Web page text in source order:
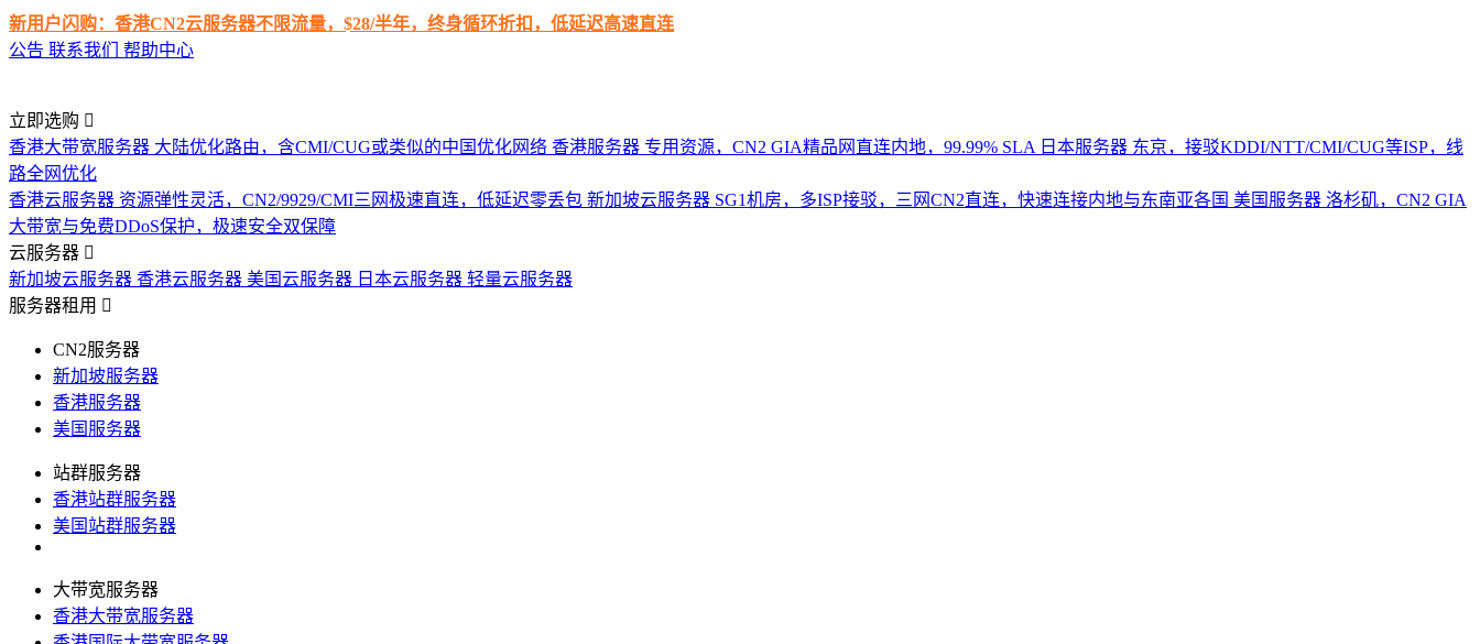
新用户闪购：香港CN2云服务器不限流量，$28/半年，终身循环折扣，低延迟高速直连
公告 联系我们 帮助中心
立即选购
香港大带宽服务器 大陆优化路由，含CMI/CUG或类似的中国优化网络 香港服务器 专用资源，CN2 GIA精品网直连内地，99.99% SLA 日本服务器 东京，接驳KDDI/NTT/CMI/CUG等ISP，线
路全网优化
香港云服务器 资源弹性灵活，CN2/9929/CMI三网极速直连，低延迟零丢包 新加坡云服务器 SG1机房，多ISP接驳，三网CN2直连，快速连接内地与东南亚各国 美国服务器 洛杉矶，CN2 GIA
大带宽与免费DDoS保护，极速安全双保障
云服务器
新加坡云服务器 香港云服务器 美国云服务器 日本云服务器 轻量云服务器
服务器租用
CN2服务器
新加坡服务器
香港服务器
美国服务器
站群服务器
香港站群服务器
美国站群服务器
大带宽服务器
香港大带宽服务器